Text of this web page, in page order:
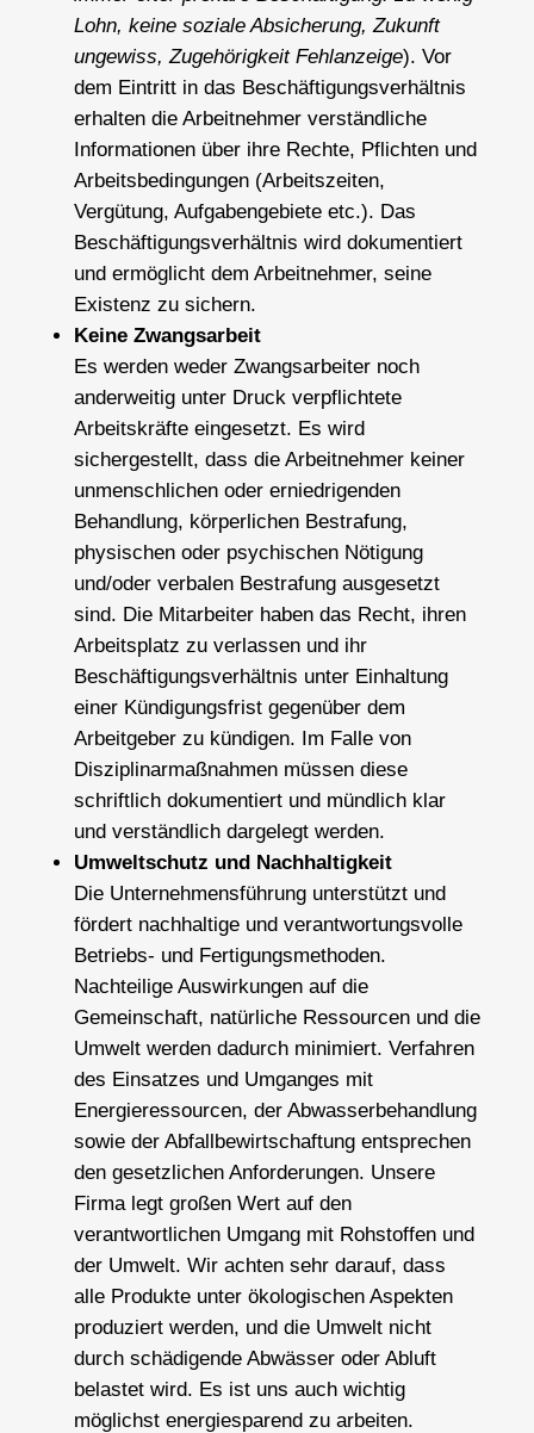
Lohn, keine soziale Absicherung, Zukunft
ungewiss, Zugehörigkeit Fehlanzeige). Vor
dem Eintritt in das Beschäftigungsverhältnis
erhalten die Arbeitnehmer verständliche
Informationen über ihre Rechte, Pflichten und
Arbeitsbedingungen (Arbeitszeiten,
Vergütung, Aufgabengebiete etc.). Das
Beschäftigungsverhältnis wird dokumentiert
und ermöglicht dem Arbeitnehmer, seine
Existenz zu sichern.
Keine Zwangsarbeit
Es werden weder Zwangsarbeiter noch
anderweitig unter Druck verpflichtete
Arbeitskräfte eingesetzt. Es wird
sichergestellt, dass die Arbeitnehmer keiner
unmenschlichen oder erniedrigenden
Behandlung, körperlichen Bestrafung,
physischen oder psychischen Nötigung
und/oder verbalen Bestrafung ausgesetzt
sind. Die Mitarbeiter haben das Recht, ihren
Arbeitsplatz zu verlassen und ihr
Beschäftigungsverhältnis unter Einhaltung
einer Kündigungsfrist gegenüber dem
Arbeitgeber zu kündigen. Im Falle von
Disziplinarmaßnahmen müssen diese
schriftlich dokumentiert und mündlich klar
und verständlich dargelegt werden.
Umweltschutz und Nachhaltigkeit
Die Unternehmensführung unterstützt und
fördert nachhaltige und verantwortungsvolle
Betriebs- und Fertigungsmethoden.
Nachteilige Auswirkungen auf die
Gemeinschaft, natürliche Ressourcen und die
Umwelt werden dadurch minimiert. Verfahren
des Einsatzes und Umganges mit
Energieressourcen, der Abwasserbehandlung
sowie der Abfallbewirtschaftung entsprechen
den gesetzlichen Anforderungen. Unsere
Firma legt großen Wert auf den
verantwortlichen Umgang mit Rohstoffen und
der Umwelt. Wir achten sehr darauf, dass
alle Produkte unter ökologischen Aspekten
produziert werden, und die Umwelt nicht
durch schädigende Abwässer oder Abluft
belastet wird. Es ist uns auch wichtig
möglichst energiesparend zu arbeiten.